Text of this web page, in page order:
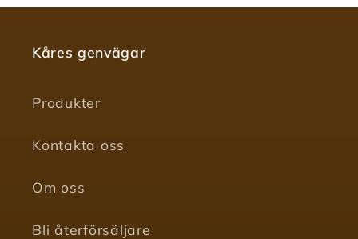
Kåres genvägar
Produkter
Kontakta oss
Om oss
Bli återförsäljare